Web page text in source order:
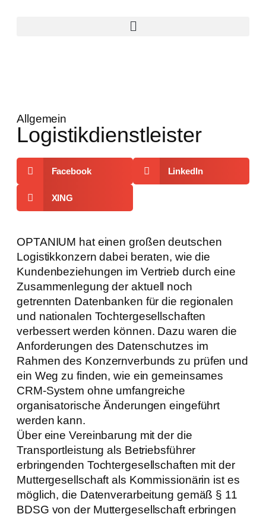
Allgemein
Logistik­dienstleister
Facebook LinkedIn
XING
OPTANIUM hat einen großen deutschen
Logistikkonzern dabei beraten, wie die
Kundenbeziehungen im Vertrieb durch eine
Zusammenlegung der aktuell noch
getrennten Datenbanken für die regionalen
und nationalen Tochtergesellschaften
verbessert werden können. Dazu waren die
Anforderungen des Datenschutzes im
Rahmen des Konzernverbunds zu prüfen und
ein Weg zu finden, wie ein gemeinsames
CRM-System ohne umfangreiche
organisatorische Änderungen eingeführt
werden kann.
Über eine Vereinbarung mit der die
Transportleistung als Betriebsführer
erbringenden Tochtergesellschaften mit der
Muttergesellschaft als Kommissionärin ist es
möglich, die Datenverarbeitung gemäß § 11
BDSG von der Muttergesellschaft erbringen